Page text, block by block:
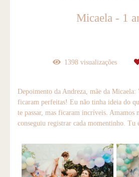
Micaela - 1
1398 visualizações
Depoimento da Andreza, mãe da Micaela:
ficaram perfeitas! Eu não tinha ideia do
te passar, mas ficaram incríveis. Amamos
conseguiu registrar cada momentinho. Tu